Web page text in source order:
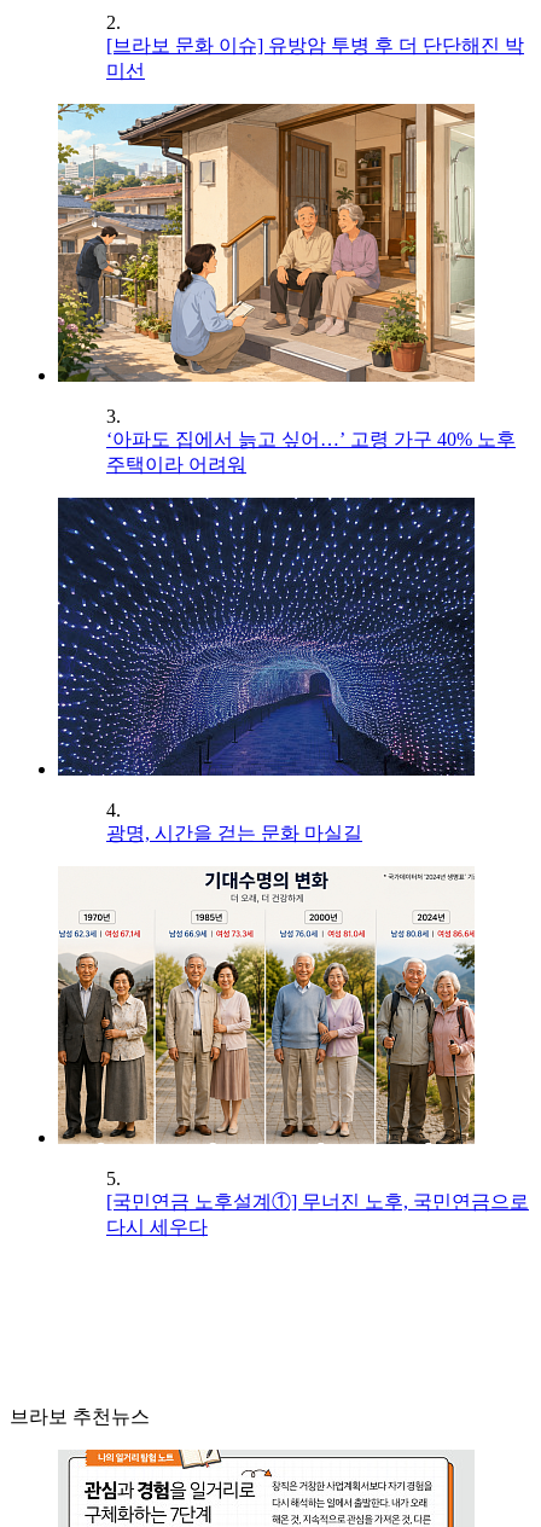
2.
[브라보 문화 이슈] 유방암 투병 후 더 단단해진 박
미선
3.
‘아파도 집에서 늙고 싶어…’ 고령 가구 40% 노후
주택이라 어려워
4.
광명, 시간을 걷는 문화 마실길
5.
[국민연금 노후설계①] 무너진 노후, 국민연금으로
다시 세우다
브라보 추천뉴스